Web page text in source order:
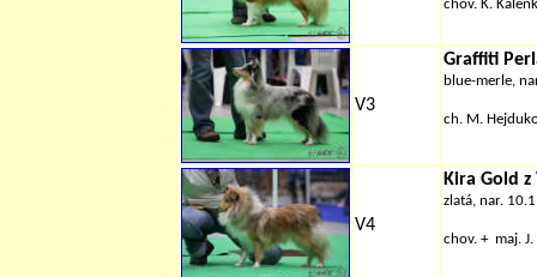
chov. K.
V3
Graffiti
blue-merle,
ch. M.
V4
Kira Gold
zlatá, nar.
chov. + maj. J.